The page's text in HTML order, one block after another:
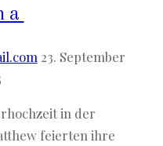
23. September
in der
feierten ihre